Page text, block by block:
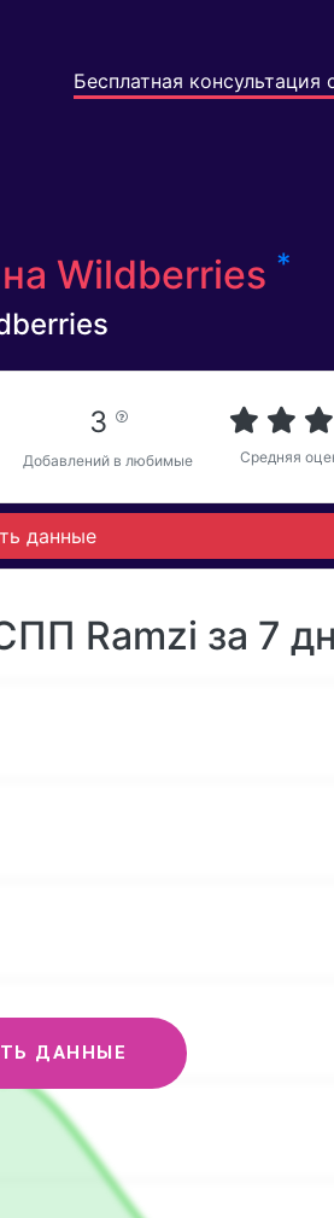
Бесплатная консультация
Wildberries *
3
Добавлений в любимые Средняя
данные
Ramzi за 7
ДАННЫЕ